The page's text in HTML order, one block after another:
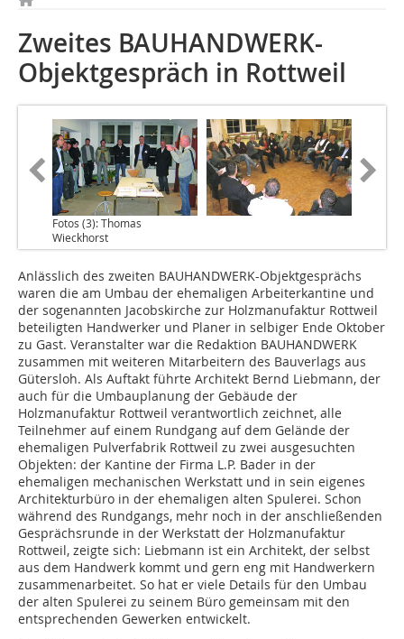
Zweites BAUHANDWERK-
Objektgespräch in Rottweil
Fotos (3): Thomas
Wieckhorst
Anlässlich des zweiten BAUHANDWERK-Objektgesprächs
waren die am Umbau der ehemaligen Arbeiterkantine und
der sogenannten Jacobskirche zur Holzmanufaktur Rottweil
beteiligten Handwerker und Planer in selbiger Ende Oktober
zu Gast. Veranstalter war die Redaktion BAUHANDWERK
zusammen mit weiteren Mitarbeitern des Bauverlags aus
Gütersloh. Als Auftakt führte Architekt Bernd Liebmann, der
auch für die Umbauplanung der Gebäude der
Holzmanufaktur Rottweil verantwortlich zeichnet, alle
Teilnehmer auf einem Rundgang auf dem Gelände der
ehemaligen Pulverfabrik Rottweil zu zwei ausgesuchten
Objekten: der Kantine der Firma L.P. Bader in der
ehemaligen mechanischen Werkstatt und in sein eigenes
Architekturbüro in der ehemaligen alten Spulerei. Schon
während des Rundgangs, mehr noch in der anschließenden
Gesprächsrunde in der Werkstatt der Holzmanufaktur
Rottweil, zeigte sich: Liebmann ist ein Architekt, der selbst
aus dem Handwerk kommt und gern eng mit Handwerkern
zusammenarbeitet. So hat er viele Details für den Umbau
der alten Spulerei zu seinem Büro gemeinsam mit den
entsprechenden Gewerken entwickelt.